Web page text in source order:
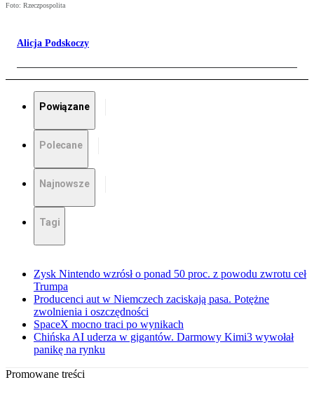
Foto: Rzeczpospolita
Alicja Podskoczy
Powiązane
Polecane
Najnowsze
Tagi
Zysk Nintendo wzrósł o ponad 50 proc. z powodu zwrotu ceł
Trumpa
Producenci aut w Niemczech zaciskają pasa. Potężne
zwolnienia i oszczędności
SpaceX mocno traci po wynikach
Chińska AI uderza w gigantów. Darmowy Kimi3 wywołał
panikę na rynku
Promowane treści